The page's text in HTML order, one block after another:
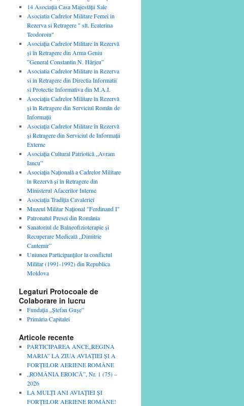
14 Asociaţia Casa Majestăţii Sale
Asociatia Cadrelor Militare Femei in
Rezerva si Retragere " slt. Ecaterina
Teodoroiu"
Asociația Cadrelor Militare în Rezervă
și în Retragere din Arma Geniu
”General Constantin N. Hârjeu”
Asociatia Cadrelor Militare in Rezerva
si in Retragere din Directia Informatii
si Protectie Informativa din M.A.I.
Asociația Cadrelor Militare în Rezervă
și în Retragere din Serviciul Român de
Informații
Asociaţia Cadrelor Militare în Rezervă
şi Retragere din Serviciul de Informaţii
Externe
Asociaţia Cultural Patriotică „Avram
Iancu”
Asociația Națională a Cadrelor Militare
în Rezervă și în Retragere din
Ministerul Afacerilor Interne
Asociaţia Tradiţia Cavaleriei
Muzeul Militar Naţional "Ferdinand I"
Patronatul Presei din România
Sanatoriul de Balneofizioterapie şi
Recuperare Medicală „Dimitrie
Cantemir”
Uniunea Participanţilor la conflictul
Militar (1991-1992) din Republica
Moldova
Legaturi Protocoale de
Colaborare in lucru
Fundaţia „Ştefan Guşe”
Primăria Capitalei
Articole recente
PARTICIPAREA ANCE„REGINA
MARIA” LA ZIUA AVIAȚIEI ȘI A
FORȚELOR AERIENE ROMÂNE
„ROMÂNIA EROICĂ”, Nr. 1 (75) –
2026
LA MULȚI ANI AVIAȚIEI ȘI
FORȚELOR AERIENE ROMÂNE!